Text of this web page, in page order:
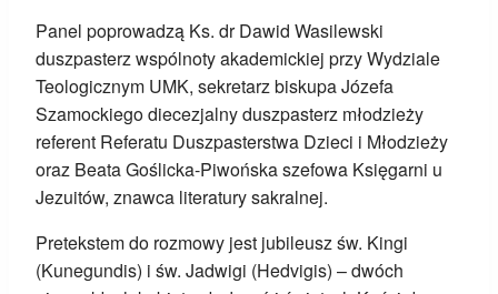
Panel poprowadzą Ks. dr Dawid Wasilewski
duszpasterz wspólnoty akademickiej przy Wydziale
Teologicznym UMK, sekretarz biskupa Józefa
Szamockiego diecezjalny duszpasterz młodzieży
referent Referatu Duszpasterstwa Dzieci i Młodzieży
oraz Beata Goślicka-Piwońska szefowa Księgarni u
Jezuitów, znawca literatury sakralnej.
Pretekstem do rozmowy jest jubileusz św. Kingi
(Kunegundis) i św. Jadwigi (Hedvigis) – dwóch